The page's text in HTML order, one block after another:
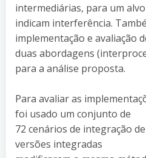
intermediárias, para um
indicam interferência.
implementação e avaliação
duas abordagens
para a análise proposta.
Para avaliar as
foi usado um conjunto de
72 cenários de integração
versões integradas